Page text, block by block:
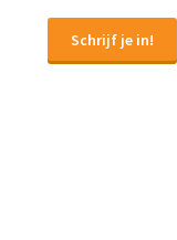
Schrijf je in!